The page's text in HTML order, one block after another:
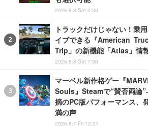
2026.8.8 Sat 0:30
トラックだけじゃない！乗
イブできる『American
Trip」の新機能「Atlas」情
2026.8.8 Sat 7:30
マーベル新作格ゲー『
Souls』Steamで“賛否両論
摘のPC版パフォーマンス、
満の声
2026.8.7 Fri 12:21